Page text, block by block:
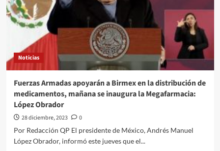
Obrador
para
Año
Nuevo
Noticias
Fuerzas Armadas apoyarán a Birmex en la distribución de
medicamentos, mañana se inaugura la Megafarmacia:
López Obrador
28 diciembre, 2023
0
Por Redacción QP El presidente de México, Andrés Manuel
López Obrador, informó este jueves que el...